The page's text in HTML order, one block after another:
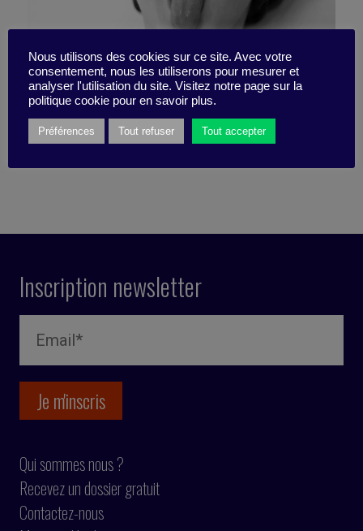
Cultivez le rebelle en vous
31 octobre 2019
Inscription newsletter
Qui sommes nous ?
Recevez un dossier gratuit
Contactez-nous
Nous utilisons des cookies sur ce site. Avec votre
consentement, nous les utiliserons pour mesurer et
analyser l'utilisation du site. Visitez notre page sur la
politique cookie pour en savoir plus.
Préférences Tout refuser Tout accepter